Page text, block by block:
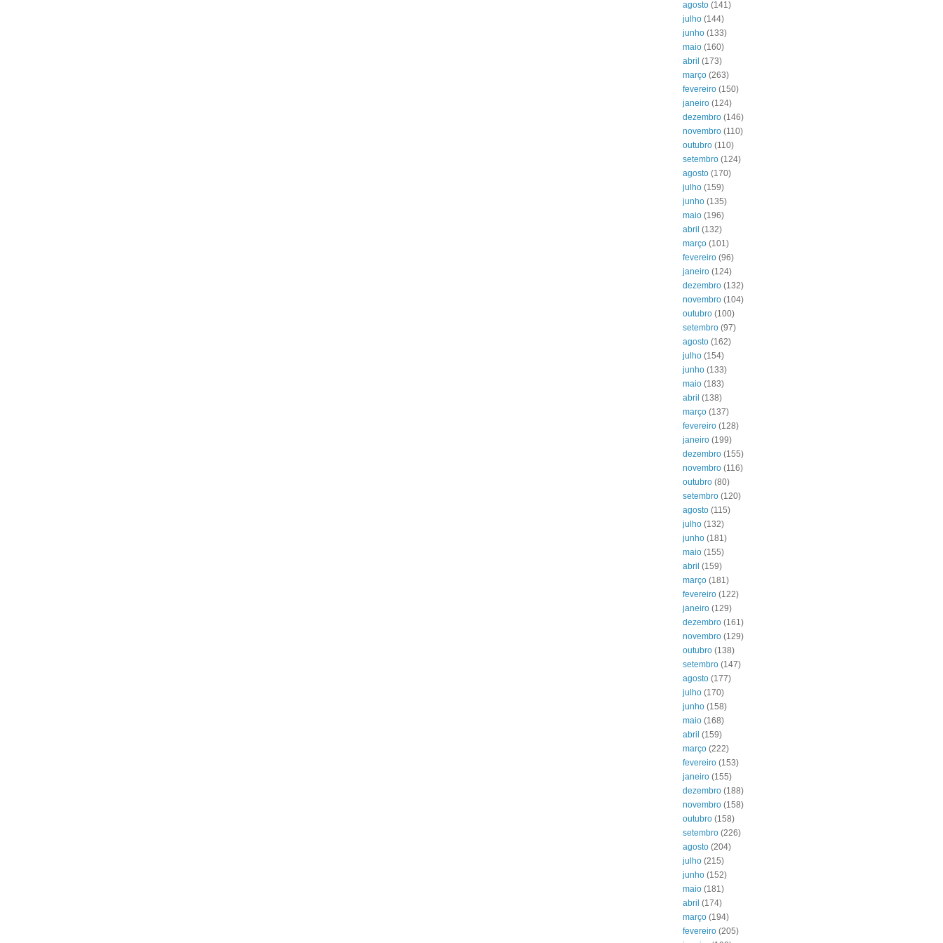
agosto (141)
julho (144)
junho (133)
maio (160)
abril (173)
março (263)
fevereiro (150)
janeiro (124)
dezembro (146)
novembro (110)
outubro (110)
setembro (124)
agosto (170)
julho (159)
junho (135)
maio (196)
abril (132)
março (101)
fevereiro (96)
janeiro (124)
dezembro (132)
novembro (104)
outubro (100)
setembro (97)
agosto (162)
julho (154)
junho (133)
maio (183)
abril (138)
março (137)
fevereiro (128)
janeiro (199)
dezembro (155)
novembro (116)
outubro (80)
setembro (120)
agosto (115)
julho (132)
junho (181)
maio (155)
abril (159)
março (181)
fevereiro (122)
janeiro (129)
dezembro (161)
novembro (129)
outubro (138)
setembro (147)
agosto (177)
julho (170)
junho (158)
maio (168)
abril (159)
março (222)
fevereiro (153)
janeiro (155)
dezembro (188)
novembro (158)
outubro (158)
setembro (226)
agosto (204)
julho (215)
junho (152)
maio (181)
abril (174)
março (194)
fevereiro (205)